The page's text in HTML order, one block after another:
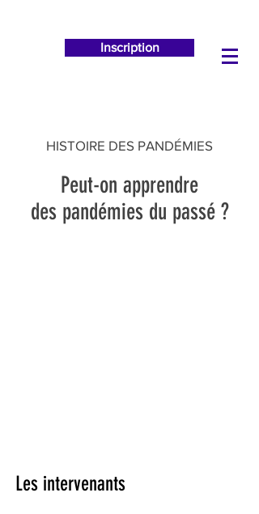
Inscription
HISTOIRE DES PANDÉMIES
Peut-on apprendre
des pandémies du passé ?
Les intervenants